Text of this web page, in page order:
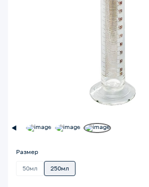
Размер
50мл 250мл